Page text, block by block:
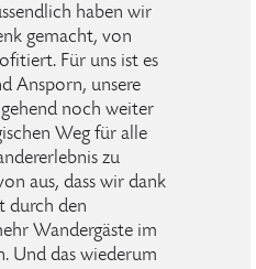
haben wir
gemacht, von
Für uns ist es
Ansporn, unsere
noch weiter
Weg für alle
zu
aus, dass wir dank
durch den
Wandergäste im
Und das wiederum